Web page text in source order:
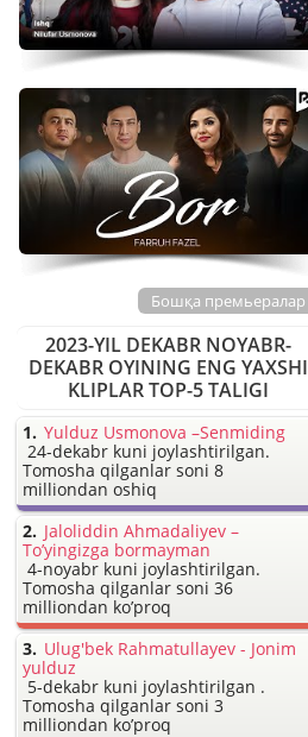
Бошқа премьералар
2023-YIL DEKABR NOYABR-
DEKABR OYINING ENG YAXSHI
KLIPLAR TOP-5 TALIGI
Yulduz Usmonova –Senmiding
24-dekabr kuni joylashtirilgan.
Tomosha qilganlar soni 8
milliondan oshiq
Jaloliddin Ahmadaliyev –
To’yingizga bormayman
4-noyabr kuni joylashtirilgan.
Tomosha qilganlar soni 36
milliondan ko’proq
Ulug'bek Rahmatullayev - Jonim
yulduz
5-dekabr kuni joylashtirilgan .
Tomosha qilganlar soni 3
milliondan ko’proq